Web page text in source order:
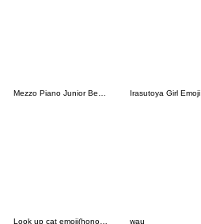
Mezzo Piano Junior Berrie's Emoji Irasutoya Girl Emoji
wau